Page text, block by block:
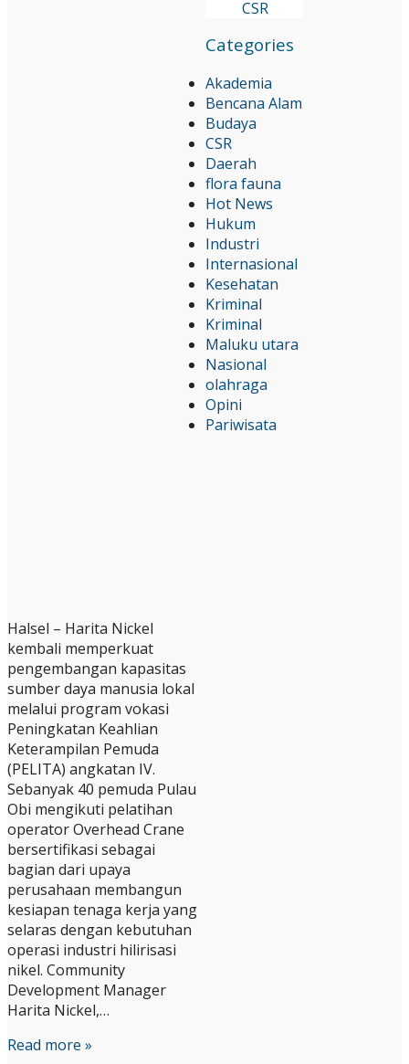
CSR
Halsel – Harita Nickel
kembali memperkuat
pengembangan kapasitas
sumber daya manusia lokal
melalui program vokasi
Peningkatan Keahlian
Keterampilan Pemuda
(PELITA) angkatan IV.
Sebanyak 40 pemuda Pulau
Obi mengikuti pelatihan
operator Overhead Crane
bersertifikasi sebagai
bagian dari upaya
perusahaan membangun
kesiapan tenaga kerja yang
selaras dengan kebutuhan
operasi industri hilirisasi
nikel. Community
Development Manager
Harita Nickel,…
Read more »
Categories
Akademia
Bencana Alam
Budaya
CSR
Daerah
flora fauna
Hot News
Hukum
Industri
Internasional
Kesehatan
Kriminal
Kriminal
Maluku utara
Nasional
olahraga
Opini
Pariwisata